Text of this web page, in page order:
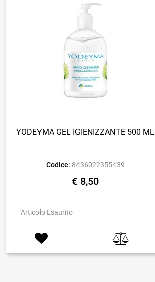
YODEYMA GEL IGIENIZZANTE 500 ML
Codice: 8436022355439
€ 8,50
Articolo Esaurito